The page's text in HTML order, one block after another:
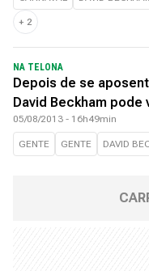
+ 2
NA TELONA
Depois de se
David Beckham pode
05/08/2013 - 16h49min
GENTE GENTE DAVID